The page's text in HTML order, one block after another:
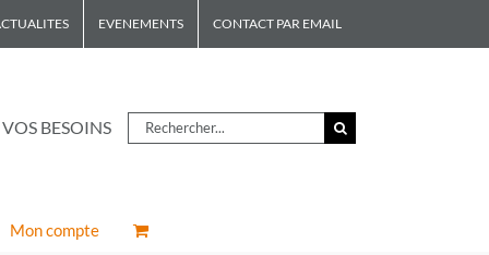
EVENEMENTS CONTACT PAR EMAIL
BESOINS Rechercher
Mon compte